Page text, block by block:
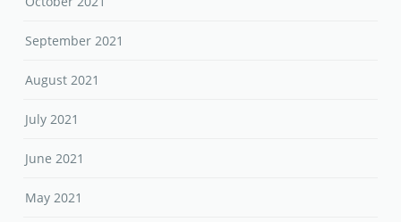
September 2021
August 2021
July 2021
June 2021
May 2021